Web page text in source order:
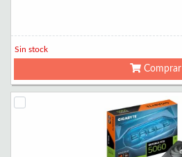
Sin stock
Comprar